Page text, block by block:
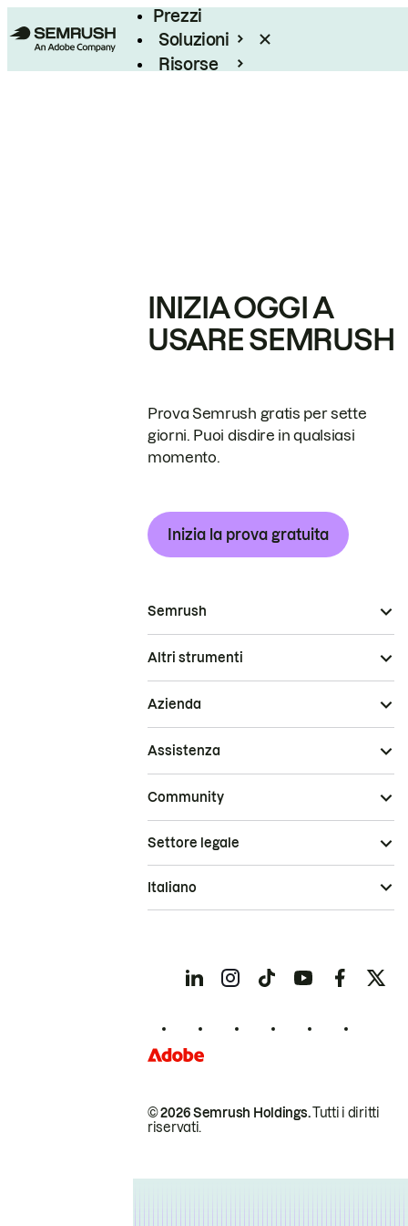
Prezzi
Soluzioni
Risorse
INIZIA OGGI A
USARE SEMRUSH
Prova Semrush gratis per sette
giorni. Puoi disdire in qualsiasi
momento.
Inizia la prova gratuita
Semrush
Altri strumenti
Azienda
Assistenza
Community
© 2026 Semrush Holdings.Tutti i diritti
riservati.
Settore legale
Italiano